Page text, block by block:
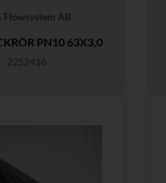
Flowsystem AB
PN10 63X3,0
2252416